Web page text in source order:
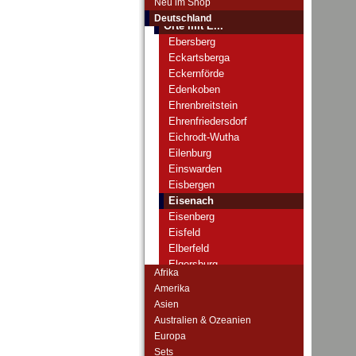
Deutschland
Orte mit D...
Orte mit E...
Ebersberg
Eckartsberga
Eckernförde
Edenkoben
Ehrenbreitstein
Ehrenfriedersdorf
Eichrodt-Wutha
Eilenburg
Einswarden
Eisbergen
Eisenach
Eisenberg
Eisfeld
Elberfeld
Elgersburg
Ems, Bad
Afrika
Amerika
Asien
Australien & Ozeanien
Europa
Sets